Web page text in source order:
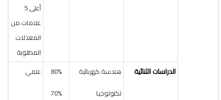
أعلى 5
علامات من
المعدلات
المطلوبة
الدراسات الثنائية
هندسة كهربائية
تكنولوجيا
80%
70%
علمي